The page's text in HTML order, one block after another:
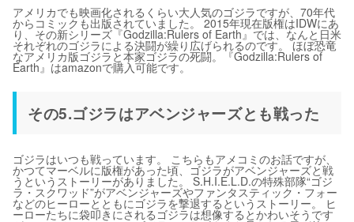
アメリカでも映画化されるくらい大人気のゴジラですが、70年代
からコミックも出版されていました。 2015年現在版権はIDWにあ
り、その新シリーズ『Godzilla:Rulers of Earth』では、なんと日米
それぞれのゴジラによる決闘が繰り広げられるのです。 ほぼ恐竜
なアメリカ版ゴジラと本家ゴジラの死闘。『Godzilla:Rulers of
Earth』はamazonで購入可能です。
その5.ゴジラはアベンジャーズとも戦った
ゴジラはいつも戦っています。 こちらもアメコミのお話ですが、
かつてマーベルに版権があった頃、ゴジラがアベンジャーズと戦
うというストーリーがありました。 S.H.I.E.L.D.の特殊部隊“ゴジ
ラ・スクワッド”がアベンジャーズやファンタスティック・フォー
などのヒーローとともにゴジラを撃退するというストーリー。 ヒ
ーローたちに袋叩きにされるゴジラは想像するとかわいそうです